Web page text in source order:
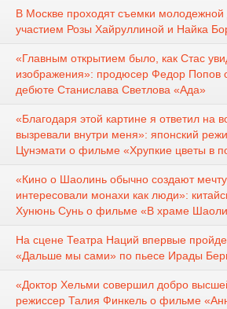
В Москве проходят съемки
участием Розы Хайруллиной и Найка
«Главным открытием было, как Стас
изображения»: продюсер Федор Попов
дебюте Станислава Светлова «Ада»
«Благодаря этой картине я ответил на
вызревали внутри меня»: японский
Цунэмати о фильме «Хрупкие цветы в
«Кино о Шаолинь обычно создают
интересовали монахи как люди»:
Хунюнь Сунь о фильме «В храме
На сцене Театра Наций впервые
«Дальше мы сами» по пьесе Ирады
«Доктор Хельми совершил добро
режиссер Талия Финкель о фильме